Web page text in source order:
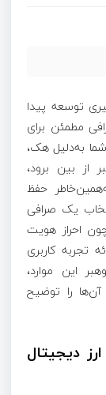
توسعه پیدا
مطمئن برای
به‌دلیل هک،
از بین برود،
حفظ
یک صرافی
احراز هویت
تجربه کاربری
راحت را برای این منظور ارائه می‌دهد. علاوه‎بر این موارد،
آن‌ها را توضیح
دیجیتال